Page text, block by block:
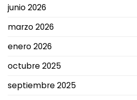
junio 2026
marzo 2026
enero 2026
octubre 2025
septiembre 2025